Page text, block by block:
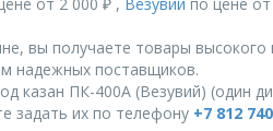
вы получаете товары
надежных поставщиков.
казан ПК-400А (Везувий) (один
задать их по телефону +7 812